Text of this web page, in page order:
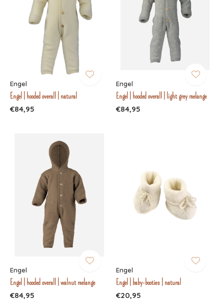
Engel
Engel | hooded overall | natural
€84,95
Engel
Engel | hooded overall | light grey melange
€84,95
Engel
Engel | hooded overall | walnut melange
€84,95
Engel
Engel | baby-booties | natural
€20,95